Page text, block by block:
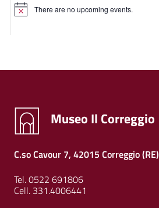
There are no upcoming events.
Museo Il Correggio
C.so Cavour 7, 42015 Correggio (RE)
Tel. 0522 691806
Cell. 331.4006441